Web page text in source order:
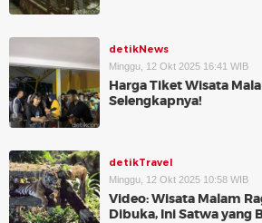
detikNews
Minggu, 12 Okt 2025 16:41 WIB
Harga Tiket Wisata
Selengkapnya!
detikTravel
Minggu, 12 Okt 2025 10:58 WIB
Video: Wisata Malam
Dibuka, Ini Satwa yang